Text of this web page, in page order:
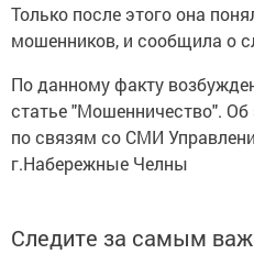
Только после этого она
мошенников, и сообщила о
По данному факту
статье "Мошенничество".
по связям со СМИ
г.Набережные Челны
Следите за самым